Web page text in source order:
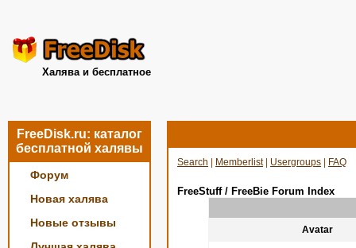
Халява и бесплатное
FreeDisk.ru: каталог
бесплатной халявы
Форум
Новая халява
Новые отзывы
Search Memberlist| Usergroups FAQ
FreeStuff / FreeBie Forum Index
Avatar